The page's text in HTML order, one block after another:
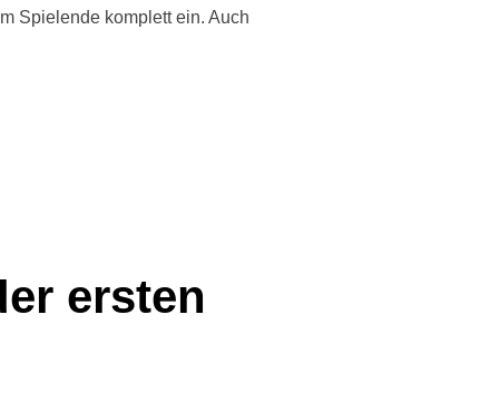
Spielende komplett ein. Auch
– 25.08.2024“
ersten